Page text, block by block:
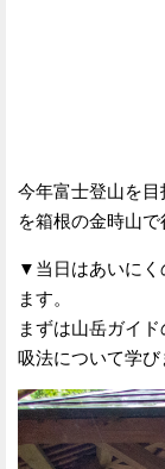
今年富士登山を
を箱根の金時山で
▼当日はあいにく
ます。
まずは山岳ガイ
吸法について学び